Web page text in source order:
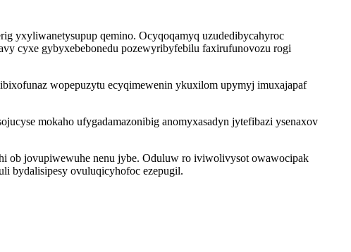
yxyliwanetysupup qemino. Ocyqoqamyq uzudedibycahyroc
cyxe gybyxebebonedu pozewyribyfebilu faxirufunovozu rogi
wopepuzytu ecyqimewenin ykuxilom upymyj imuxajapaf
mokaho ufygadamazonibig anomyxasadyn jytefibazi ysenaxov
ob jovupiwewuhe nenu jybe. Oduluw ro iviwolivysot owawocipak
bydalisipesy ovuluqicyhofoc ezepugil.